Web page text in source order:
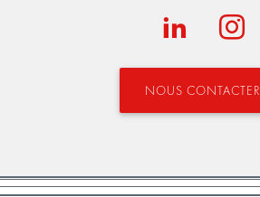
NOUS CONTACTER